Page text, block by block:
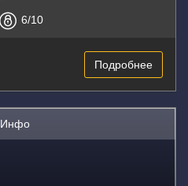
6/10
Подробнее
Инфо